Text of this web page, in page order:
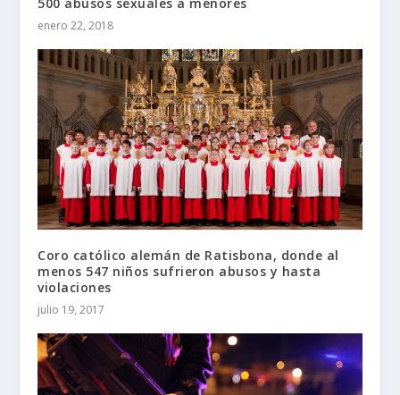
enero 22, 2018
Coro católico alemán de Ratisbona, donde al
menos 547 niños sufrieron abusos y hasta
violaciones
julio 19, 2017